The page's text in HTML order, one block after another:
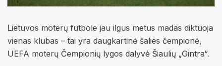
Lietuvos moterų futbole jau ilgus metus madas diktuoja
vienas klubas – tai yra daugkartinė šalies čempionė,
UEFA moterų Čempionių lygos dalyvė Šiaulių „Gintra“.